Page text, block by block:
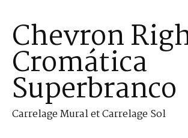
Chevron
Cromática
Superbranco
Carrelage Mural et Carrelage Sol